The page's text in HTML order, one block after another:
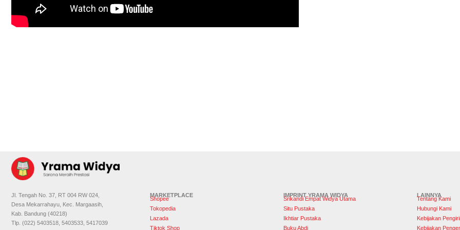
Jl. Tengah No. 37, RT 004 RW 024,
Desa Mekarrahayu, Kec. Margaasih,
Kab. Bandung (40218)
Tlp. (022) 5403518, 5403533, 5417039
MARKETPLACE
Shopee
Tokopedia
Lazada
Tiktok Shop
IMPRINT YRAMA WIDYA
Srikandi Empat Widya Utama
Situ Pustaka
Ikhtiar Pustaka
Buku Abdi
LAINNYA
Tentang Kami
Hubungi Kami
Kebijakan
Kebijakan